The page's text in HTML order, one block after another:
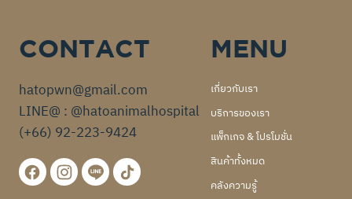
CONTACT
hatopwn@gmail.com
LINE@ : @hatoanimalhospital
(+66) 92-223-9424
MENU
เกี่ยวกับเรา
บริการของเรา
แพ็กเกจ & โปรโมชั่น
สินค้าทั้งหมด
คลังความรู้